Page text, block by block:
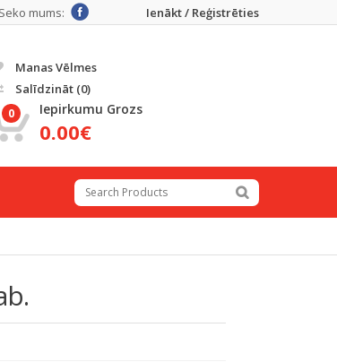
Ienākt / Reģistrēties
Seko mums:
Manas Vēlmes
Salīdzināt (0)
0 Iepirkumu Grozs
0.00€